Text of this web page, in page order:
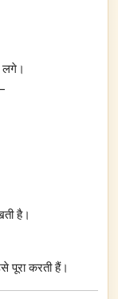
लगे।
है।
करती हैं।